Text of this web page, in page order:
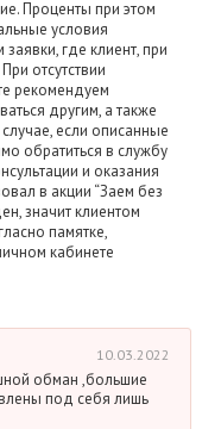
Проценты при этом
условия
где клиент, при
отсутствии
рекомендуем
другим, а также
если описанные
обратиться в службу
и оказания
в акции “Заем без
значит клиентом
памятке,
кабинете
10.03.2022
обман ,большие
под себя лишь